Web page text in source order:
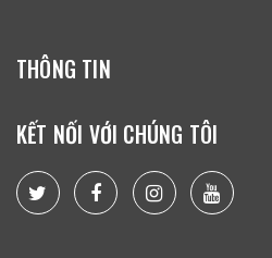
THÔNG TIN
KẾT NỐI VỚI CHÚNG TÔI